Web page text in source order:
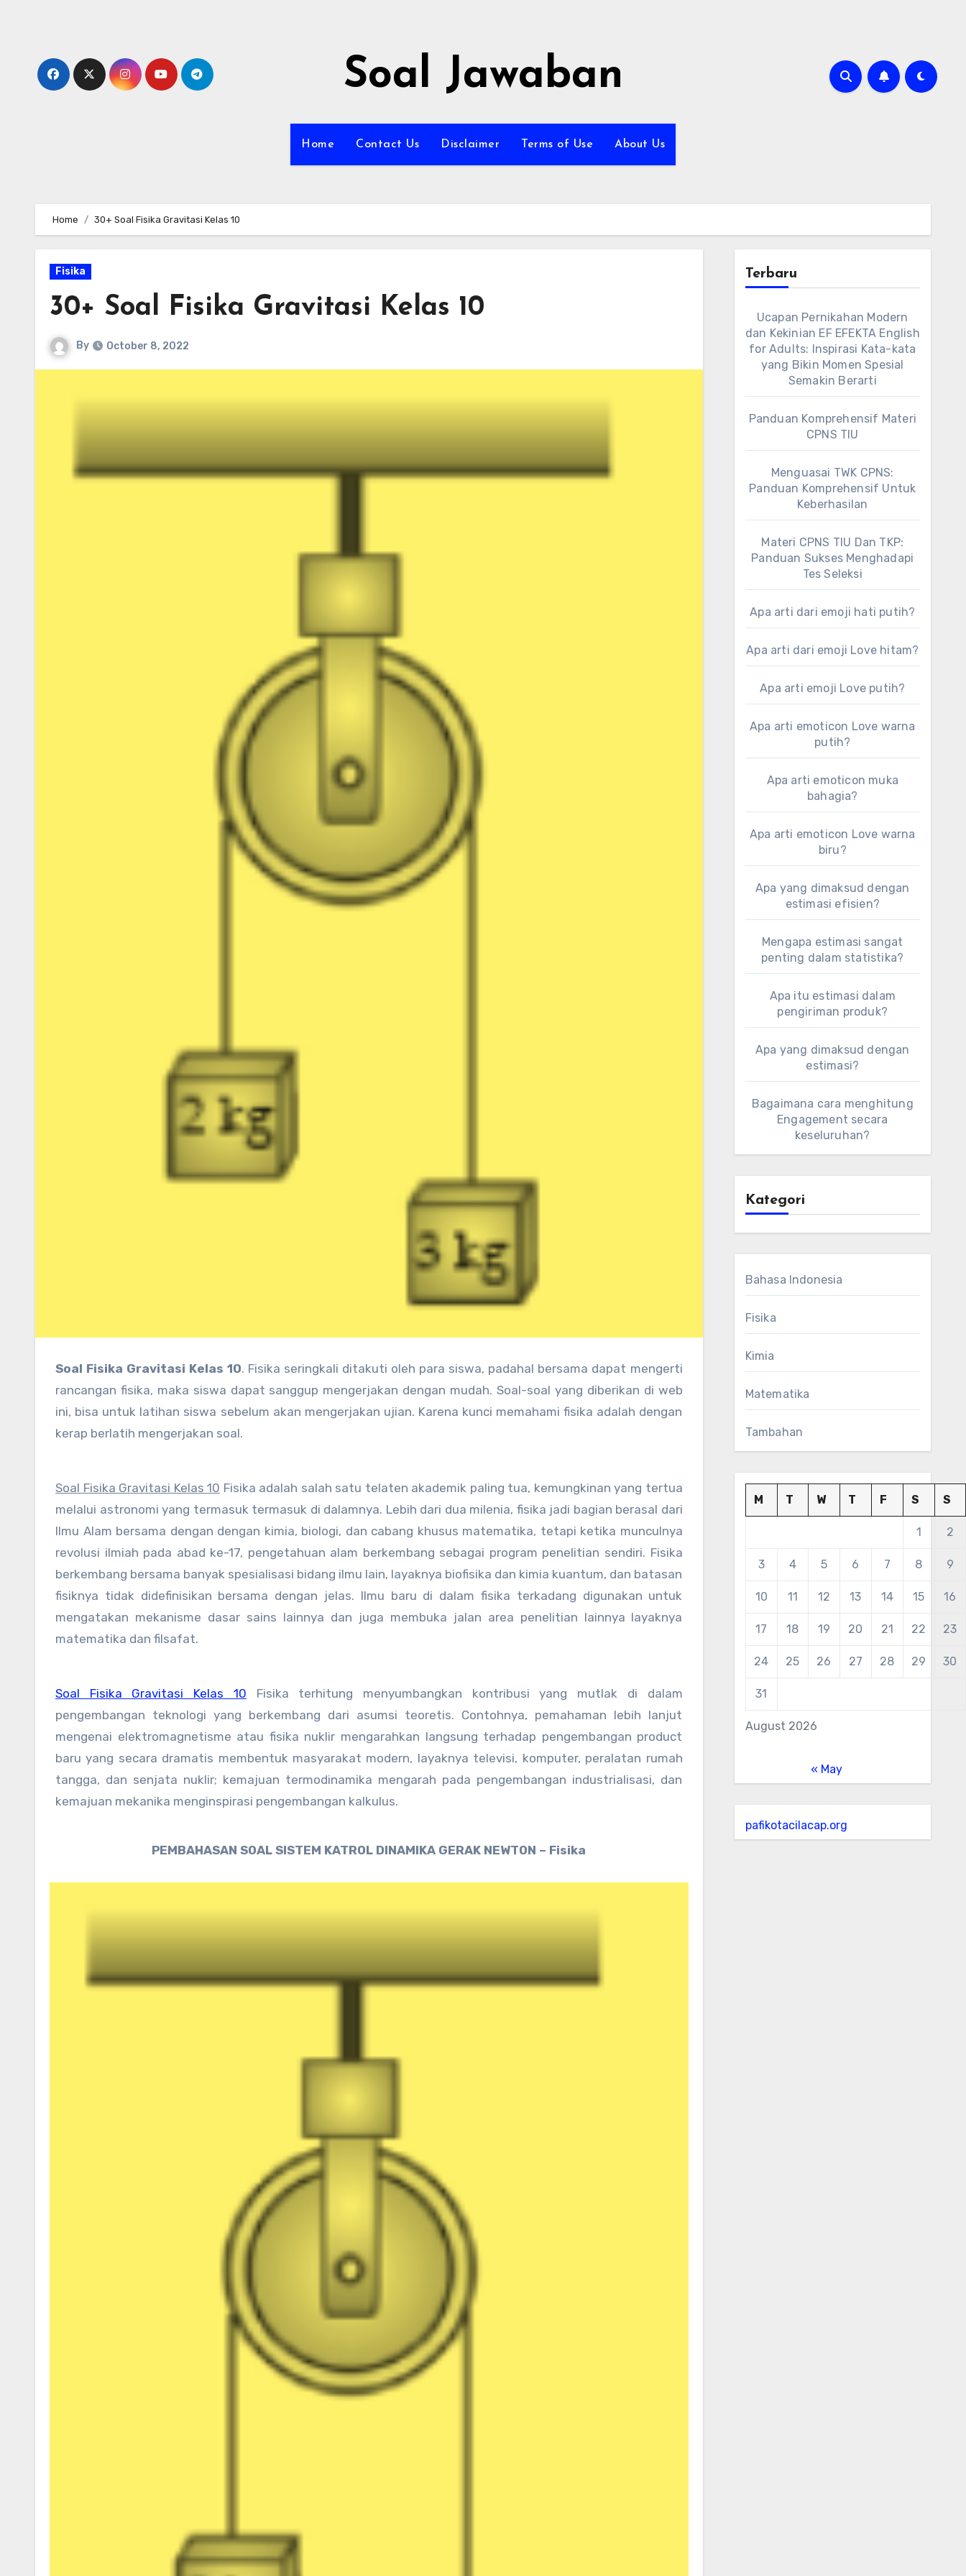
Soal Jawaban
Home Contact Us Disclaimer Terms of Use About Us
Home 30+ Soal Fisika Gravitasi Kelas 10
Fisika
30+ Soal Fisika Gravitasi Kelas 10
By October 8, 2022
Soal Fisika Gravitasi Kelas 10. Fisika seringkali ditakuti oleh para siswa, padahal bersama dapat mengerti
rancangan fisika, maka siswa dapat sanggup mengerjakan dengan mudah. Soal-soal yang diberikan di web
ini, bisa untuk latihan siswa sebelum akan mengerjakan ujian. Karena kunci memahami fisika adalah dengan
kerap berlatih mengerjakan soal.
Soal Fisika Gravitasi Kelas 10 Fisika adalah salah satu telaten akademik paling tua, kemungkinan yang tertua
melalui astronomi yang termasuk termasuk di dalamnya. Lebih dari dua milenia, fisika jadi bagian berasal dari
Ilmu Alam bersama dengan dengan kimia, biologi, dan cabang khusus matematika, tetapi ketika munculnya
revolusi ilmiah pada abad ke-17, pengetahuan alam berkembang sebagai program penelitian sendiri. Fisika
berkembang bersama banyak spesialisasi bidang ilmu lain, layaknya biofisika dan kimia kuantum, dan batasan
fisiknya tidak didefinisikan bersama dengan jelas. Ilmu baru di dalam fisika terkadang digunakan untuk
mengatakan mekanisme dasar sains lainnya dan juga membuka jalan area penelitian lainnya layaknya
matematika dan filsafat.
Soal Fisika Gravitasi Kelas 10 Fisika terhitung menyumbangkan kontribusi yang mutlak di dalam
pengembangan teknologi yang berkembang dari asumsi teoretis. Contohnya, pemahaman lebih lanjut
mengenai elektromagnetisme atau fisika nuklir mengarahkan langsung terhadap pengembangan product
baru yang secara dramatis membentuk masyarakat modern, layaknya televisi, komputer, peralatan rumah
tangga, dan senjata nuklir; kemajuan termodinamika mengarah pada pengembangan industrialisasi, dan
kemajuan mekanika menginspirasi pengembangan kalkulus.
PEMBAHASAN SOAL SISTEM KATROL DINAMIKA GERAK NEWTON – Fisika
Terbaru
Ucapan Pernikahan Modern
dan Kekinian EF EFEKTA English
for Adults: Inspirasi Kata-kata
yang Bikin Momen Spesial
Semakin Berarti
Panduan Komprehensif Materi
CPNS TIU
Menguasai TWK CPNS:
Panduan Komprehensif Untuk
Keberhasilan
Materi CPNS TIU Dan TKP:
Panduan Sukses Menghadapi
Tes Seleksi
Apa arti dari emoji hati putih?
Apa arti dari emoji Love hitam?
Apa arti emoji Love putih?
Apa arti emoticon Love warna
putih?
Apa arti emoticon muka
bahagia?
Apa arti emoticon Love warna
biru?
Apa yang dimaksud dengan
estimasi efisien?
Mengapa estimasi sangat
penting dalam statistika?
Apa itu estimasi dalam
pengiriman produk?
Apa yang dimaksud dengan
estimasi?
Bagaimana cara menghitung
Engagement secara
keseluruhan?
Kategori
Bahasa Indonesia
Fisika
Kimia
Matematika
Tambahan
August 2026
M T W T F S S
1 2
3 4 5 6 7 8 9
10 11 12 13 14 15 16
17 18 19 20 21 22 23
24 25 26 27 28 29 30
31
« May
pafikotacilacap.org